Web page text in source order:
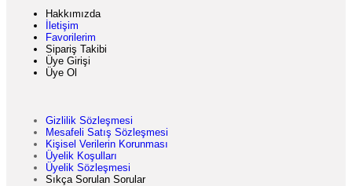
Hakkımızda
İletişim
Favorilerim
Sipariş Takibi
Üye Girişi
Üye Ol
Gizlilik Sözleşmesi
Mesafeli Satış Sözleşmesi
Kişisel Verilerin Korunması
Üyelik Koşulları
Üyelik Sözleşmesi
Sıkça Sorulan Sorular